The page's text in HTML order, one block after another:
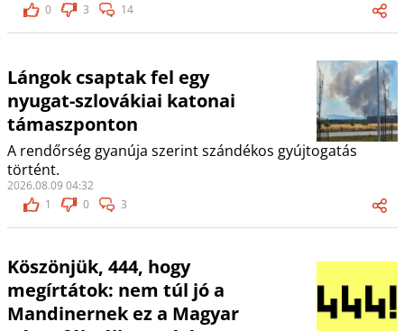
0
3 14
Lángok csaptak fel egy
nyugat-szlovákiai katonai
támaszponton
A rendőrség gyanúja szerint szándékos gyújtogatás
történt.
2026.08.09 04:32
1
0 3
Köszönjük, 444, hogy
megírtátok: nem túl jó a
Mandinernek ez a Magyar